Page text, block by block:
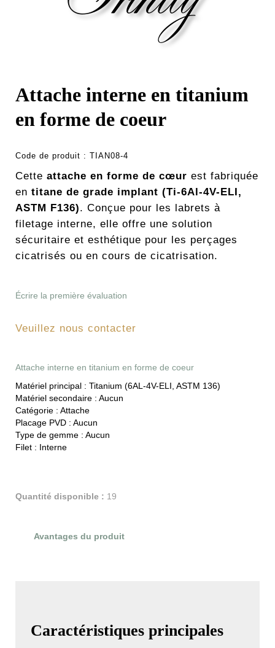
Attache interne en titanium
en forme de coeur
Code de produit : TIAN08-4
Cette attache en forme de cœur est fabriquée
en titane de grade implant (Ti-6Al-4V-ELI,
ASTM F136). Conçue pour les labrets à
filetage interne, elle offre une solution
sécuritaire et esthétique pour les perçages
cicatrisés ou en cours de cicatrisation.
Écrire la première évaluation
Veuillez nous contacter
Attache interne en titanium en forme de coeur
Matériel principal : Titanium (6AL-4V-ELI, ASTM 136)
Matériel secondaire : Aucun
Catégorie : Attache
Placage PVD : Aucun
Type de gemme : Aucun
Filet : Interne
Quantité disponible : 19
Avantages du produit
Caractéristiques principales